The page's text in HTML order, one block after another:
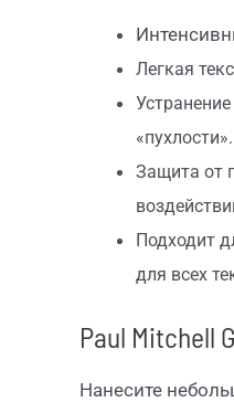
Легкая
«пухлости».
Защита от
Подходит
для всех
Paul Mitchell
Нанесите